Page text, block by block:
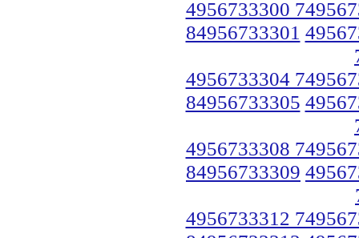
4956733300
84956733301
4956733304
84956733305
4956733308
84956733309
4956733312